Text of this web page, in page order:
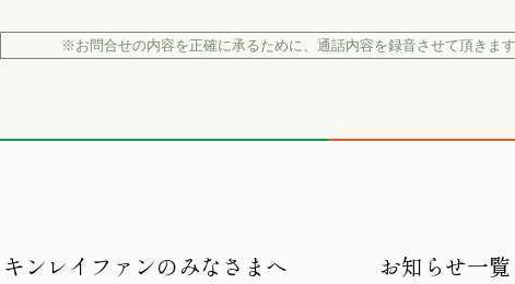
※お問合せの内容を正確に承るために、 通話内容を録音させて頂きま
キンレイファンのみなさまへ お知らせ一覧